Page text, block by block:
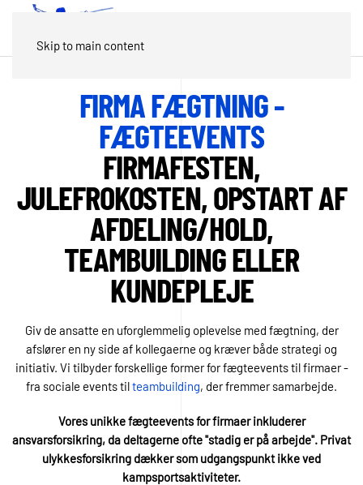
Skip to main content
FIRMA FÆGTNING -
FÆGTEEVENTS
FIRMAFESTEN,
JULEFROKOSTEN, OPSTART AF
AFDELING/HOLD,
TEAMBUILDING ELLER
KUNDEPLEJE
Giv de ansatte en uforglemmelig oplevelse med fægtning, der
afslører en ny side af kollegaerne og kræver både strategi og
initiativ. Vi tilbyder forskellige former for fægteevents til firmaer -
fra sociale events tilteambuilding, der fremmer samarbejde.
Vores unikke fægteevents for firmaer inkluderer
ansvarsforsikring, da deltagerne ofte "stadig er på arbejde". Privat
ulykkesforsikring dækker som udgangspunkt ikke ved
kampsportsaktiviteter.